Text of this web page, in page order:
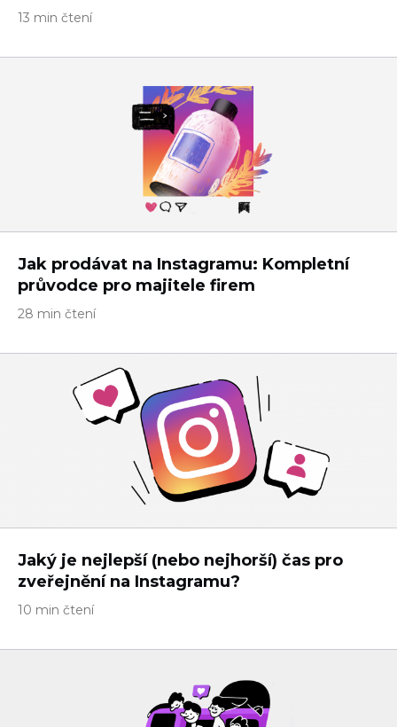
13 min čtení
Jak prodávat na Instagramu: Kompletní
průvodce pro majitele firem
28 min čtení
Jaký je nejlepší (nebo nejhorší) čas pro
zveřejnění na Instagramu?
10 min čtení